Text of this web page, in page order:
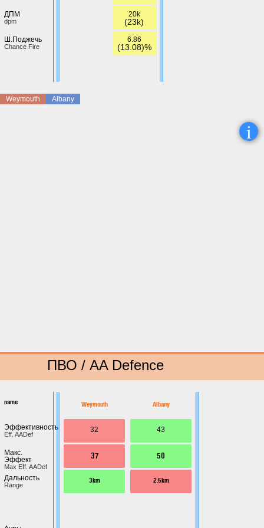
ДПМ
dpm
Ш.Поджечь
Chance Fire
20k
(23k)
6.86
(13.08)%
Weymouth Albany
i
ПВО / AA Defence
name
Эффективность
Eff. AADef
Макс.
Эффект
Max Eff. AADef
Дальность
Range
Weymouth
32
37
3km
Albany
43
50
2.5km